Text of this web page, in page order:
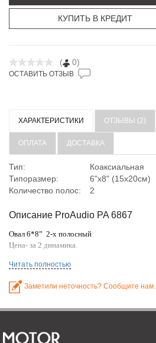
КУПИТЬ В КРЕДИТ
( 0)
ОСТАВИТЬ ОТЗЫВ
ХАРАКТЕРИСТИКИ ОТЗЫВЫ (2)
ОПЛАТА ДОСТАВКА
Тип:
Коаксиальная
Типоразмер:
6"x8" (15х20см)
Количество полос:
2
Описание ProAudio PA 6867
Овал 6*8” 2-х полосный
Цена- за 2 динамика.
Читать полностью
Заметили неточность? Сообщите нам.